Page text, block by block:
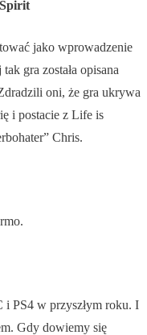
jako wprowadzenie
gra została opisana
oni, że gra ukrywa
i postacie z Life is
Chris.
i PS4 w przyszłym roku. I
Gdy dowiemy się